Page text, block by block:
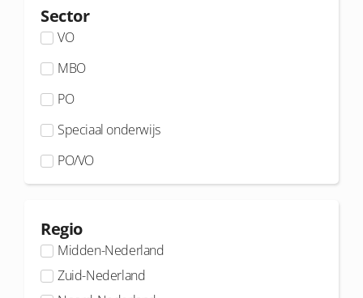
Sector
VO
MBO
PO
Speciaal onderwijs
PO/VO
Regio
Midden-Nederland
Zuid-Nederland